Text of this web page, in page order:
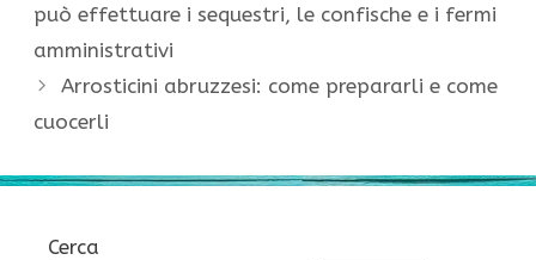
può effettuare i sequestri, le confische e i fermi
amministrativi
Arrosticini abruzzesi: come prepararli e come
cuocerli
Cerca